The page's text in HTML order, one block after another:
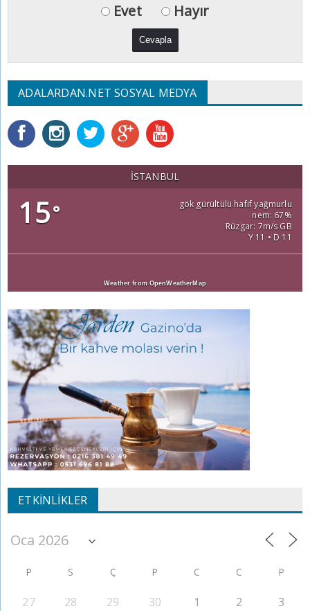
Evet Hayır
ADALARDAN.NET SOSYAL MEDYA
İSTANBUL
15°
gök gürültülü hafif yağmurlu
nem: 67%
Rüzgar: 7m/s GB
Y 11 • D 11
Weather from OpenWeatherMap
ETKINLIKLER
P S Ç P C C P
27 28 29 30 1 2 3